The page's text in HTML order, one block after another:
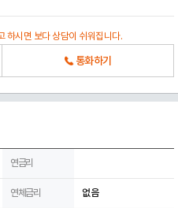
하시면 보다 상담이 쉬워집니다.
통화하기
연금리
연체금리 없음